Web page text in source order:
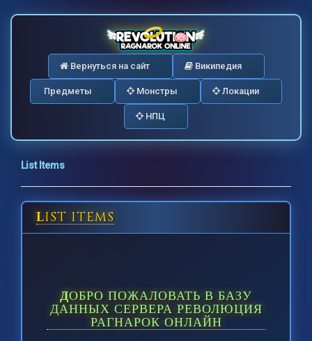
Вернуться на сайт Википедия
Предметы Монстры Локации
НПЦ
List Items
LIST ITEMS
ДОБРО ПОЖАЛОВАТЬ В БАЗУ
ДАННЫХ СЕРВЕРА РЕВОЛЮЦИЯ
РАГНАРОК ОНЛАЙН